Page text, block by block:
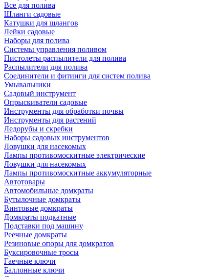
Все для полива
Шланги садовые
Катушки для шлангов
Лейки садовые
Наборы для полива
Системы управления поливом
Пистолеты распылители для полива
Распылители для полива
Соединители и фитинги для систем полива
Умывальники
Садовый инструмент
Опрыскиватели садовые
Инструменты для обработки почвы
Инструменты для растений
Ледорубы и скребки
Наборы садовых инструментов
Ловушки для насекомых
Лампы противомоскитные электрические
Ловушки для насекомых
Лампы противомоскитные аккумуляторные
Автотовары
Автомобильные домкраты
Бутылочные домкраты
Винтовые домкраты
Домкраты подкатные
Подставки под машину
Реечные домкраты
Резиновые опоры для домкратов
Буксировочные тросы
Гаечные ключи
Баллонные ключи